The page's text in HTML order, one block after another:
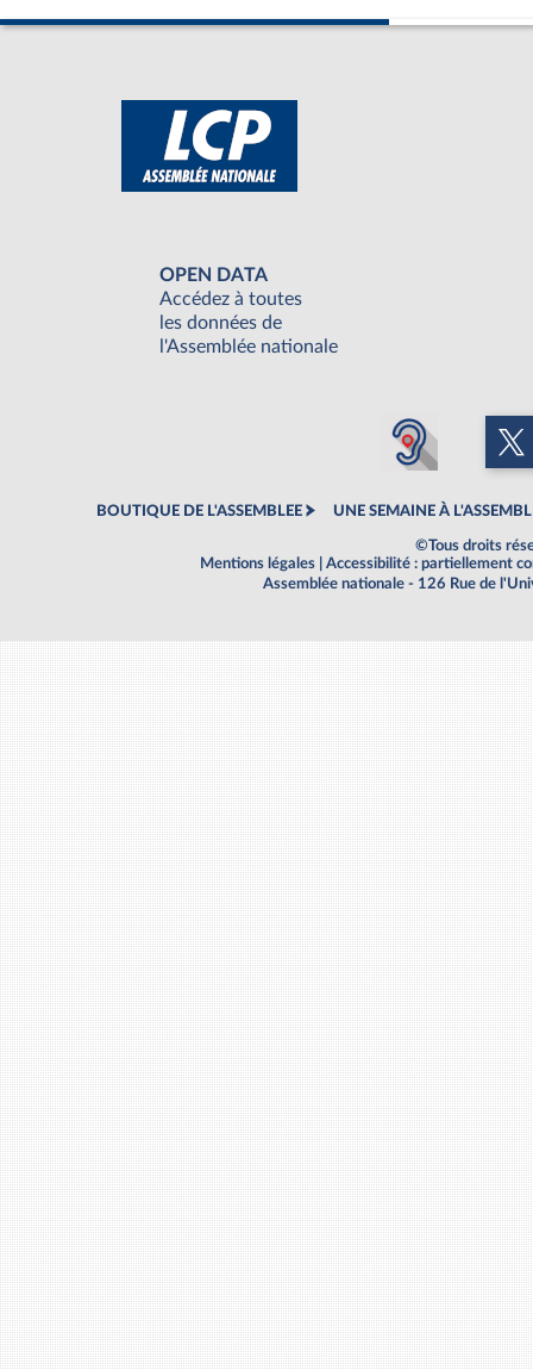
OPEN DATA
Accédez à toutes
les données de
l'Assemblée nationale
BOUTIQUE DE L'ASSEMBLEE UNE SEMAINE À
©Tous droits
Mentions légales
Accessibilité : partiellement
Assemblée nationale - 126 Rue de